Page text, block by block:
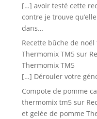
[…] avoir testé cette
contre je trouve
dans…
Recette bûche de
Thermomix TM5 sur
Thermomix TM5
[…] Dérouler votre
Compote de pomme
thermomix tm5 sur
et gelée de pomme